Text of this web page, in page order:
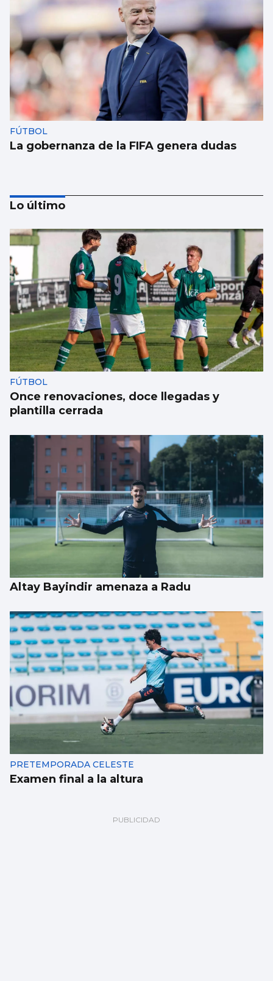
FÚTBOL
La gobernanza de la FIFA genera dudas
Taparse la boca, amarilla
Lo último
FÚTBOL
Once renovaciones, doce llegadas y
plantilla cerrada
Altay Bayindir amenaza a Radu
PRETEMPORADA CELESTE
Examen final a la altura